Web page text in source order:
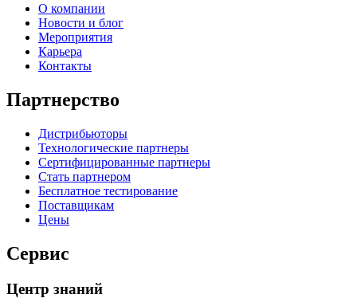
О компании
Новости и блог
Мероприятия
Карьера
Контакты
Партнерство
Дистрибьюторы
Технологические партнеры
Сертифицированные партнеры
Стать партнером
Бесплатное тестирование
Поставщикам
Цены
Сервис
Центр знаний